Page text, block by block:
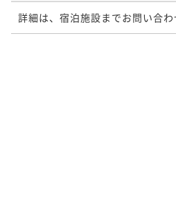
詳細は、宿泊施設までお問い合わ